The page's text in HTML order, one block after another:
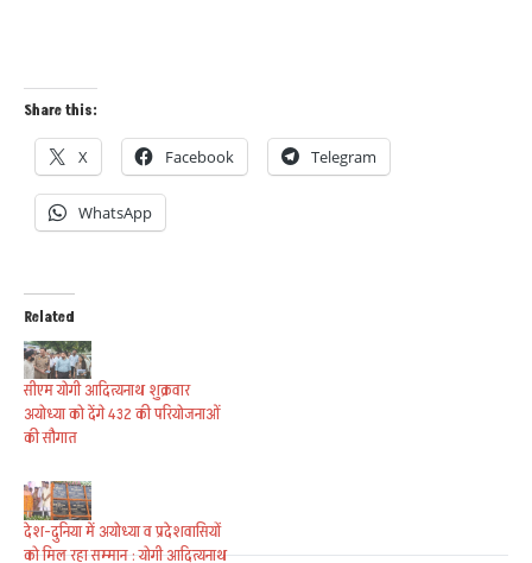
Share this:
X Facebook Telegram
WhatsApp
Related
सीएम योगी आदित्यनाथ शुक्रवार
अयोध्या को देंगे 432 की परियोजनाओं
की सौगात
देश-दुनिया में अयोध्या व प्रदेशवासियों
को मिल रहा सम्मान : योगी आदित्यनाथ